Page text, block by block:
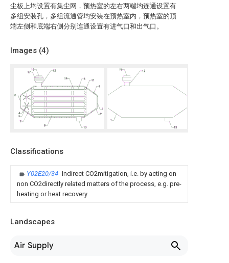
尘板上均设置有集尘网，预热室的左右两端均连通设置有
多组安装孔，多组流通管均安装在预热室内，预热室的顶
端左侧和底端右侧分别连通设置有进气口和出气口。
Images (4)
Classifications
Y02E20/34 Indirect CO2mitigation, i.e. by acting on
non CO2directly related matters of the process, e.g. pre-
heating or heat recovery
Landscapes
Air Supply